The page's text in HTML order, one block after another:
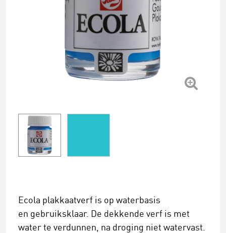
Ecola plakkaatverf is op waterbasis
en gebruiksklaar. De dekkende verf is met
water te verdunnen, na droging niet watervast.